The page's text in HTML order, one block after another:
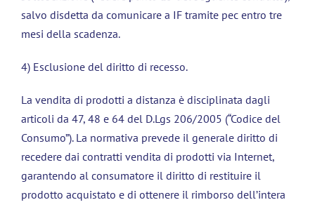
salvo disdetta da comunicare a IF tramite pec entro tre
mesi della scadenza.
4) Esclusione del diritto di recesso.
La vendita di prodotti a distanza è disciplinata dagli
articoli da 47, 48 e 64 del D.Lgs 206/2005 (“Codice del
Consumo”). La normativa prevede il generale diritto di
recedere dai contratti vendita di prodotti via Internet,
garantendo al consumatore il diritto di restituire il
prodotto acquistato e di ottenere il rimborso dell’intera